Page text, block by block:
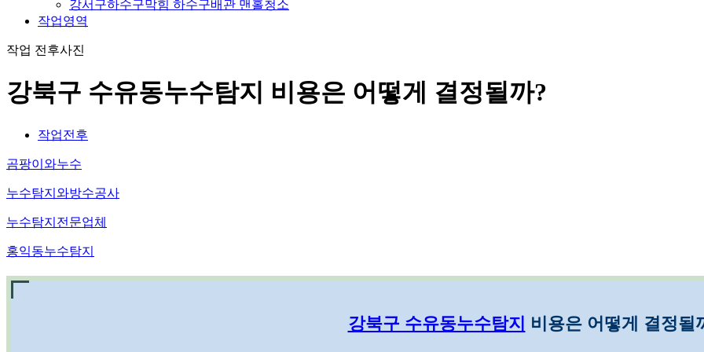
강서구하수구막힘 하수구배관 맨홀청소
작업영역
작업 전후사진
강북구 수유동누수탐지 비용은 어떻게 결정될까?
작업전후
곰팡이와누수
누수탐지와방수공사
누수탐지전문업체
홍익동누수탐지
강북구 수유동누수탐지 비용은 어떻게 결정될